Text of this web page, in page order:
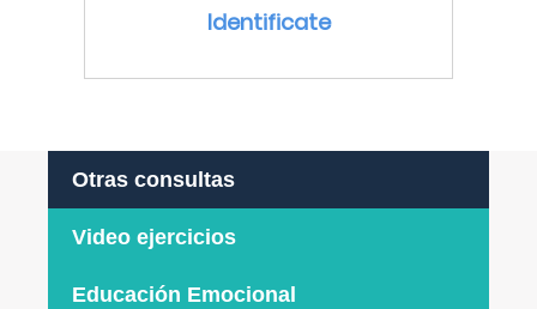
Identificate
Otras consultas
Video ejercicios
Educación Emocional